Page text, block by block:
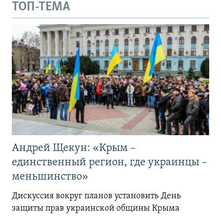
ТОП-ТЕМА
Андрей Щекун: «Крым –
единственный регион, где украинцы –
меньшинство»
Дискуссия вокруг планов установить День
защиты прав украинской общины Крыма